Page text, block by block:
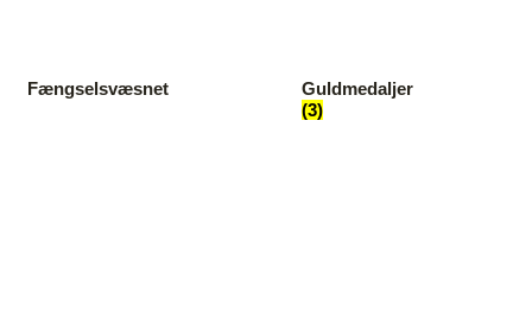
Fængselsvæsnet
Guldmedaljer
(3)